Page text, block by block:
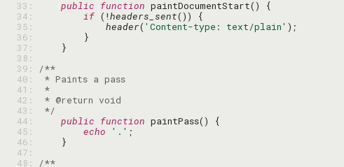
33:
public function
34:
if (!headers_sent
35:
header( 'Content-type: text/plain'
36:
37:
38:
39:
40:
41:
42:
43:
*/
44:
public function
45:
echo '.'
46:
47:
48: